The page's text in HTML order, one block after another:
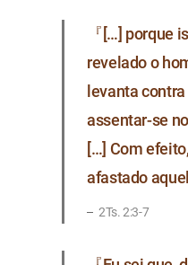
『[…] porque
revelado o
levanta
assentar-se
[…] Com
afastado
2Ts. 2:3-7